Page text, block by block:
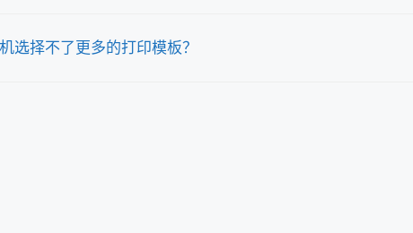
选择不了更多的打印模板？